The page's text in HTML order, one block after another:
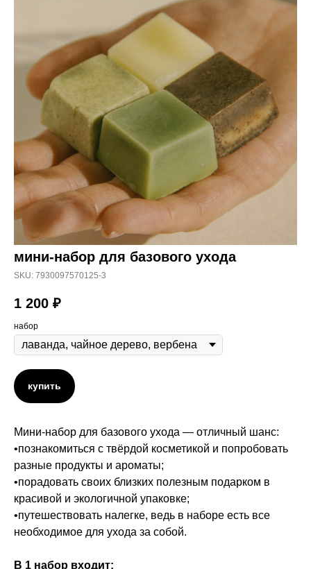
мини-набор для базового ухода
SKU: 7930097570125-3
1 200 ₽
набор
купить
Мини-набор для базового ухода — отличный шанс:
•познакомиться с твёрдой косметикой и попробовать
разные продукты и ароматы;
•порадовать своих близких полезным подарком в
красивой и экологичной упаковке;
•путешествовать налегке, ведь в наборе есть все
необходимое для ухода за собой.
В 1 набор входит: